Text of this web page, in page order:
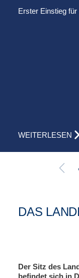
Erster Einstieg
WEITERLESEN
DAS
Der Sitz des
befindet sich in